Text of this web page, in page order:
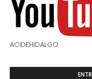
ACIDEHIDALGO